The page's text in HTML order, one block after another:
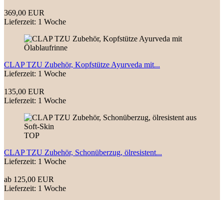
369,00 EUR
Lieferzeit: 1 Woche
CLAP TZU Zubehör, Kopfstütze Ayurveda mit...
Lieferzeit: 1 Woche
135,00 EUR
Lieferzeit: 1 Woche
TOP
CLAP TZU Zubehör, Schonüberzug, ölresistent...
Lieferzeit: 1 Woche
ab 125,00 EUR
Lieferzeit: 1 Woche